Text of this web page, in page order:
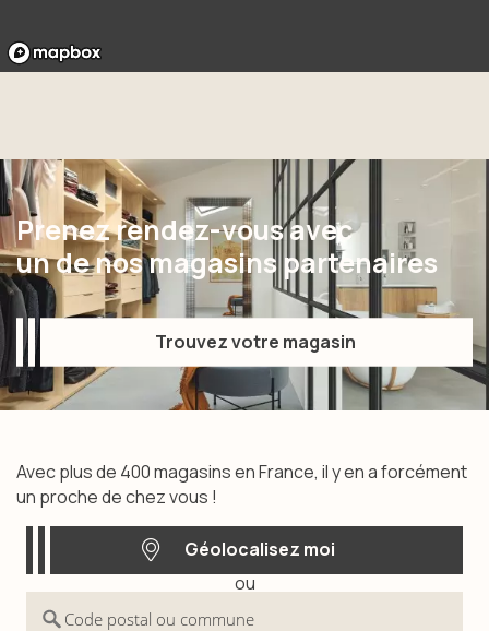
Prenez rendez-vous avec
un de nos magasins partenaires
Trouvez votre magasin
Trouvez votre magasin
Avec plus de 400 magasins en France, il y en a forcément
un proche de chez vous !
Géolocalisez moi
Géolocalisez moi
ou
Code postal ou commune